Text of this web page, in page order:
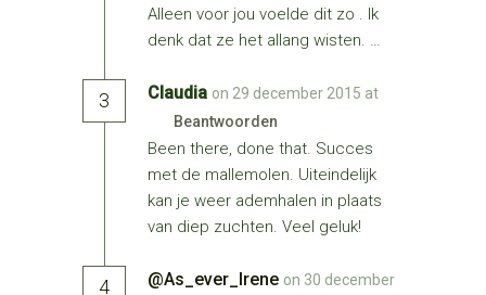
Alleen voor jou voelde dit zo . Ik
denk dat ze het allang wisten. …
3 Claudia on 29 december 2015 at
Beantwoorden
Been there, done that. Succes
met de mallemolen. Uiteindelijk
kan je weer ademhalen in plaats
van diep zuchten. Veel geluk!
4 @As_ever_Irene on 30 december